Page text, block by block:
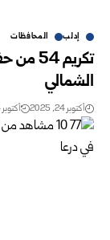
إدلب المحافظات
تكريم
الشمالي
أكتوبر 24, 2025 أكتوبر 24, 2025